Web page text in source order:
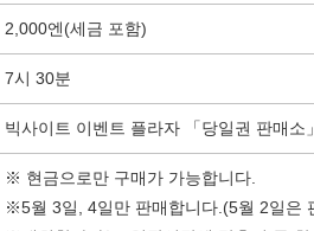
2,000엔(세금 포함)
7시 30분
빅사이트 이벤트 플라자 「당일권 판매소」
※ 현금으로만 구매가 가능합니다.
※5월 3일, 4일만 판매합니다.(5월 2일은